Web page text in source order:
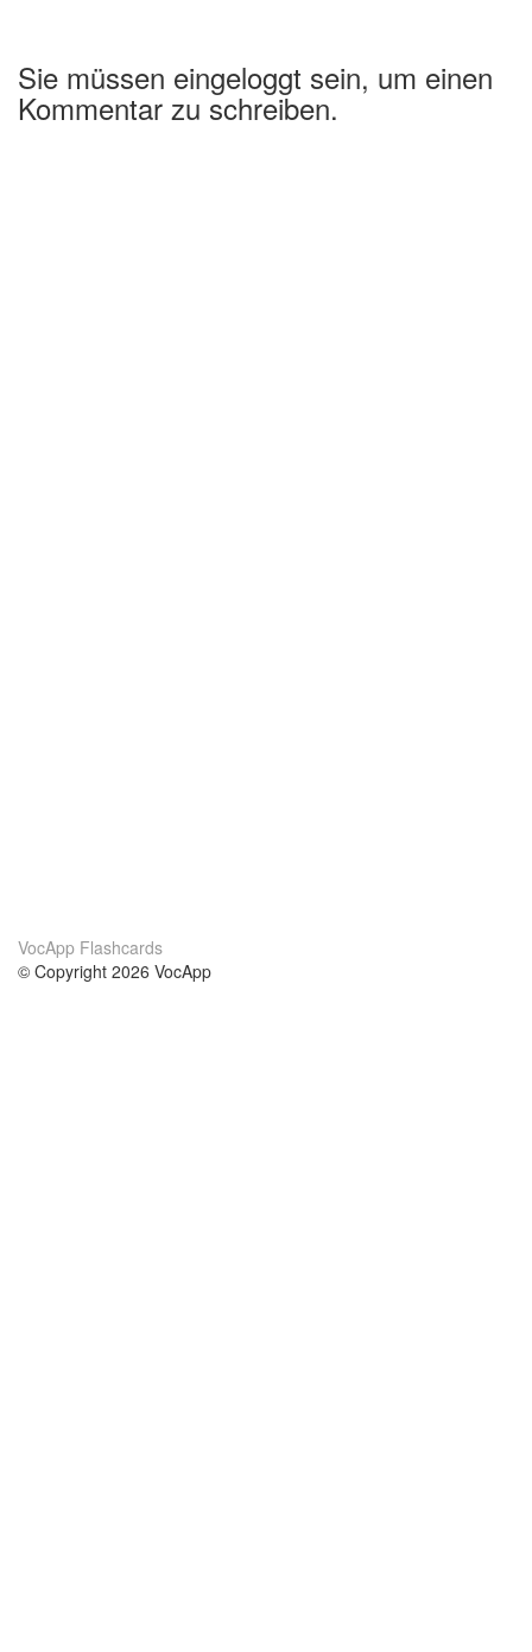
Sie müssen eingeloggt sein, um einen
Kommentar zu schreiben.
VocApp Flashcards
© Copyright 2026 VocApp